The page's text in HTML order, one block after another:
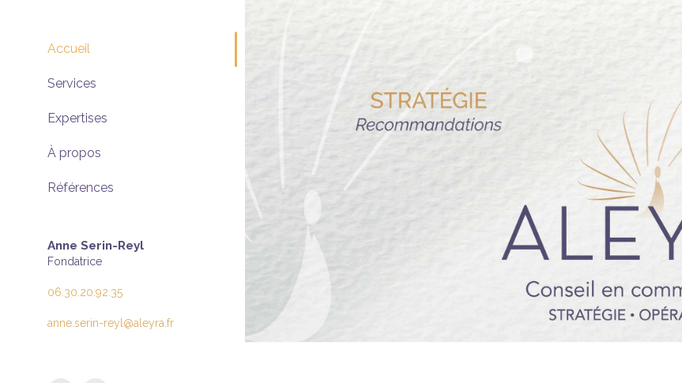
Accueil
Services
Expertises
À propos
Références
Anne Serin-Reyl
Fondatrice
06.30.20.92.35
anne.serin-reyl@aleyra.fr